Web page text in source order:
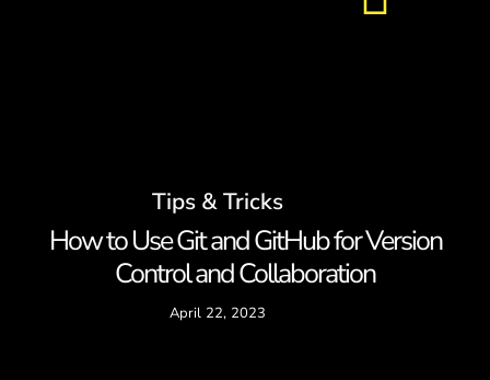
Careers
Contact
Tips & Tricks
How to Use Git and GitHub for Version
Control and Collaboration
April 22, 2023